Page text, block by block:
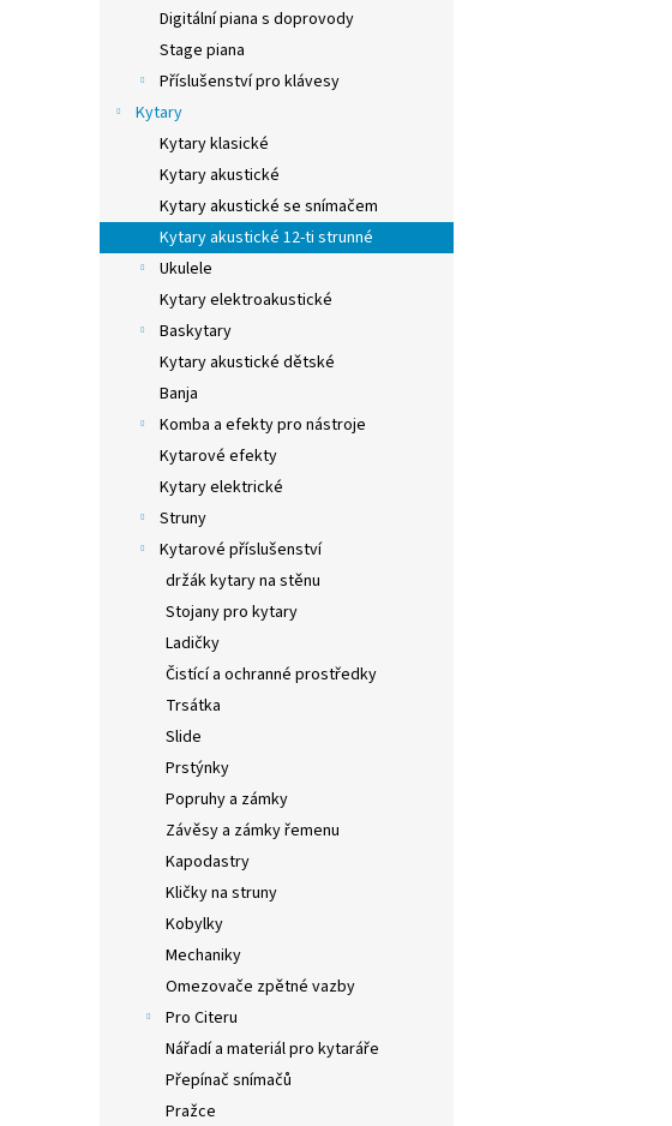
Digitální piana s doprovody
Stage piana
Příslušenství pro klávesy
Kytary
Kytary klasické
Kytary akustické
Kytary akustické se snímačem
Kytary akustické 12-ti strunné
Ukulele
Kytary elektroakustické
Baskytary
Kytary akustické dětské
Banja
Komba a efekty pro nástroje
Kytarové efekty
Kytary elektrické
Struny
Kytarové příslušenství
držák kytary na stěnu
Stojany pro kytary
Ladičky
Čistící a ochranné prostředky
Trsátka
Slide
Prstýnky
Popruhy a zámky
Závěsy a zámky řemenu
Kapodastry
Kličky na struny
Kobylky
Mechaniky
Omezovače zpětné vazby
Pro Citeru
Nářadí a materiál pro kytaráře
Přepínač snímačů
Pražce